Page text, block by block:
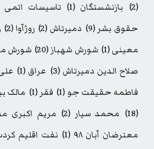
(2)
بازنشستگان (1) تاسیسات اتمی
حقوق بشر (9) دمیرتاش (2) روژآوا(2)
معینی(1) شورش شهباز(20) شورش
صلاح الدین دمیرتاش (3) عراق (1)
فاطمه حقیقت جو (1) فقر (1) مالک
(18)
محمد سیار (2) مریم اکبری
معترضان آبان ۹۸
(1) نفت اقلیم